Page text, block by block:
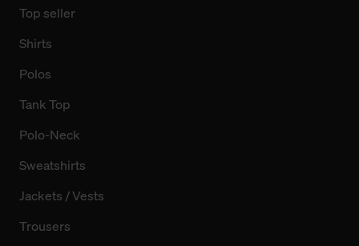
Top seller
Shirts
Polos
Tank Top
Polo-Neck
Sweatshirts
Jackets / Vests
Trousers